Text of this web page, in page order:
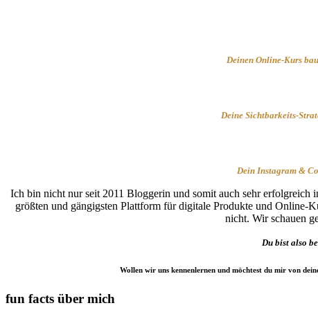
Deinen Online-Kurs
Deine Sichtbarkeits-
Dein Instagram &
Ich bin nicht nur seit 2011 Bloggerin und somit auch sehr
größten und gängigsten Plattform für digitale Produkte und Online-
nicht. Wir schauen
Du bist also
Wollen wir uns kennenlernen und möchtest du mir von
fun facts über mich